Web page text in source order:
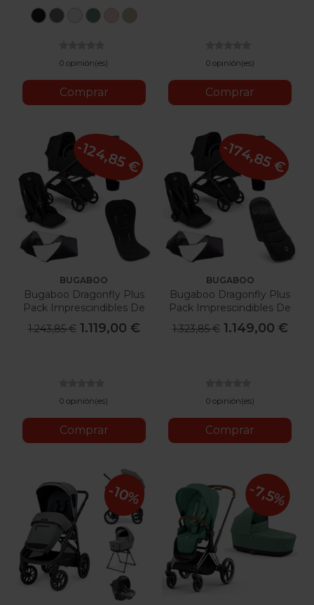
SepiaMirage
OffLeaf
0 opinión(es)
Comprar
0 opinión(es)
Comprar
BUGABOO
Bugaboo Dragonfly Plus
Pack Imprescindibles De
Verano
1.243,85 € 1.119,00 €
0 opinión(es)
Comprar
-124,85 €
BUGABOO
Bugaboo Dragonfly Plus
Pack Imprescindibles De
Invierno
1.323,85 € 1.149,00 €
0 opinión(es)
Comprar
-174,85 €
-10% -7,5%